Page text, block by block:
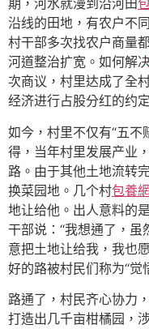
期，河水就漫到沿河田
沿线的田地，有农户不
村干部多次找农户商量
河道整治扩宽。如何解
次商议，村里达成了全
经济进行占股分红的约
如今，村里不仅有“五不
得，当年村里发展产业
路。由于其他土地流转
换菜园地。几个村包養網
地让给他。出人意料的
干部说：“我想通了，虽
意把土地让给我，我也
好的路被村民们称为“觉
路通了，村民齐心协力
打造出几千亩柑橘园，